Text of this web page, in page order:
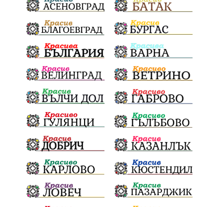
Отговорност БългарскиДух ОбщинскиСъвет
Полиграф ДетекторНаЛъжата МВР
ОбезпечителниМерки МестнаВласт Котел
СИК Ружица РайнаКнягиня
ВеселинОрешков Шофьори
НационаленШампион ОрлинОрлиновЕнчев
ВСС СъдебнаРеформа Шантаж
ПолитическиНатиск ЗаплахаЗаАрест
ПартияВеличие ЕкатеринаДафовска Тракия